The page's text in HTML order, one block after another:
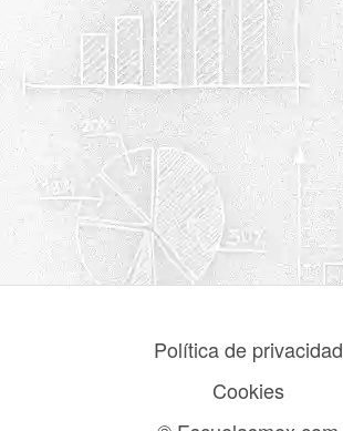
Política de privacidad
Cookies